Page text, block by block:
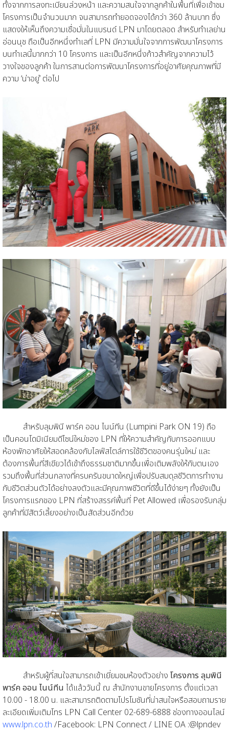
ทั้งจากการลงทะเบียนล่วงหน้า และความสนใจจากลูกค้าในพื้นที่เพื่อเข้าชม
โครงการเป็นจำนวนมาก จนสามารถทำยอดจองได้กว่า 360 ล้านบาท ซึ่ง
แสดงให้เห็นถึงความเชื่อมั่นในแบรนด์ LPN มาโดยตลอด สำหรับทำเลย่าน
อ่อนนุช ถือเป็นอีกหนึ่งทำเลที่ LPN มีความมั่นใจจากการพัฒนาโครงการ
บนทำเลนี้มากกว่า 10 โครงการ และเป็นอีกหนึ่งก้าวสำคัญจากความไว้
วางใจของลูกค้า ในการสานต่อการพัฒนาโครงการที่อยู่อาศัยคุณภาพที่มี
ความ ‘น่าอยู่’ ต่อไป
สำหรับลุมพินี พาร์ค ออน ไนน์ทีน (Lumpini Park ON 19) ถือ
เป็นคอนโดมิเนียมดีไซน์ใหม่ของ LPN ที่ให้ความสำคัญกับการออกแบบ
ห้องพักอาศัยให้สอดคล้องกับไลฟ์สไตล์การใช้ชีวิตของคนรุ่นใหม่ และ
ต้องการพื้นที่สีเขียวได้เข้าถึงธรรมชาติมากขึ้นเพื่อเติมพลังให้กับตนเอง
รวมถึงพื้นที่ส่วนกลางที่ครบครันขนาดใหญ่เพื่อปรับสมดุลชีวิตการทำงาน
กับชีวิตส่วนตัวได้อย่างลงตัวและมีคุณภาพชีวิตที่ดีขึ้นได้ง่ายๆ ทั้งยังเป็น
โครงการแรกของ LPN ที่สร้างสรรค์พื้นที่ Pet Allowed เพื่อรองรับกลุ่ม
ลูกค้าที่มีสัตว์เลี้ยงอย่างเป็นสัดส่วนอีกด้วย
สำหรับผู้ที่สนใจสามารถเข้าเยี่ยมชมห้องตัวอย่าง โครงการ ลุมพินี
พาร์ค ออน ไนน์ทีน ได้แล้ววันนี้ ณ สำนักงานขายโครงการ ตั้งแต่เวลา
10.00 - 18.00 น. และสามารถติดตามโปรโมชันที่น่าสนใจหรือสอบถามราย
ละเอียดเพิ่มเติมโทร LPN Call Center 02-689-6888 ช่องทางออนไลน์
www.lpn.co.th /Facebook: LPN Connect / LINE OA :@lpndev